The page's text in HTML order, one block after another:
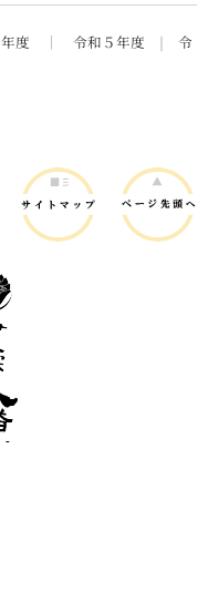
度 ｜ 令和５年度 | 令